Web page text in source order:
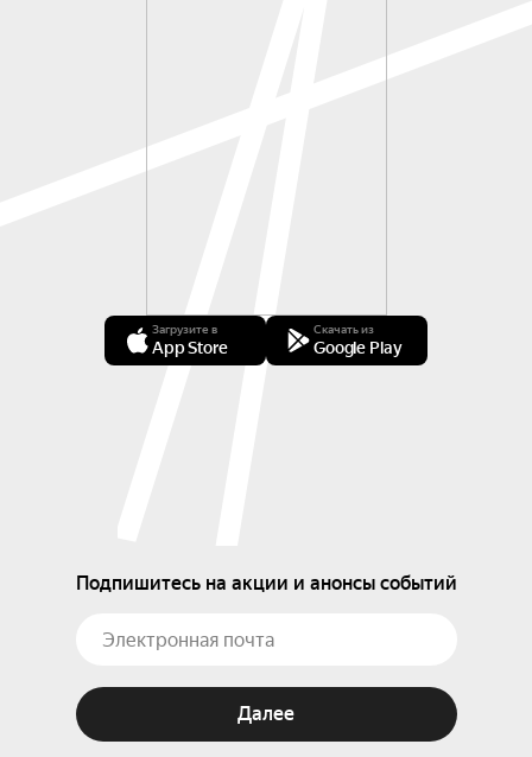
Загрузите в
App Store
Скачать из
Google Play
Подпишитесь на акции и анонсы событий
Далее